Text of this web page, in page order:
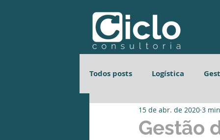
Todos posts Logística
Gestão de Processos
Gestão
15 de abr. de 2020 3